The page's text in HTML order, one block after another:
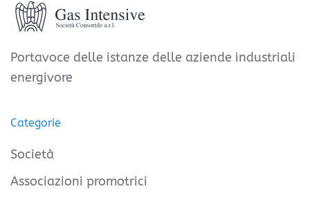
Portavoce delle istanze delle aziende industriali
energivore
Categorie
Società
Associazioni promotrici